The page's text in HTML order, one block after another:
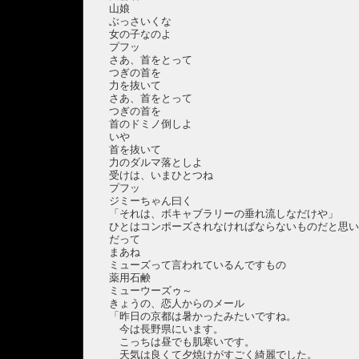
山娘
ぶっさいくな
女の子なのよ
プフッ
さあ、首をとって
つぎの首を
力を抜いて
さあ、首をとって
つぎの首を
首のドミノ倒しよ
いや
首を抜いて
力のダルマ落としよ
受けは、いまひとつね
プフッ
ジミーちゃん曰く
「それは、ボキャブラリーの垂れ流しなだけや」
ひとはコンポーズされなければならないものだと思
だって
まあね
ミューズって言われているんですもの
薬用石鹸
ミューウーズゥ～
きょうの、恋人からのメール
「昨日の京都は暑かったみたいですね。
今は長野県にいます。
こっちは昼でも肌寒いです。
天気は良くて夕焼けがすごく綺麗でした。